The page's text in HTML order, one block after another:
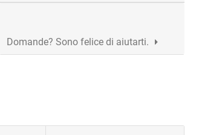
Domande? Sono felice di aiutarti.